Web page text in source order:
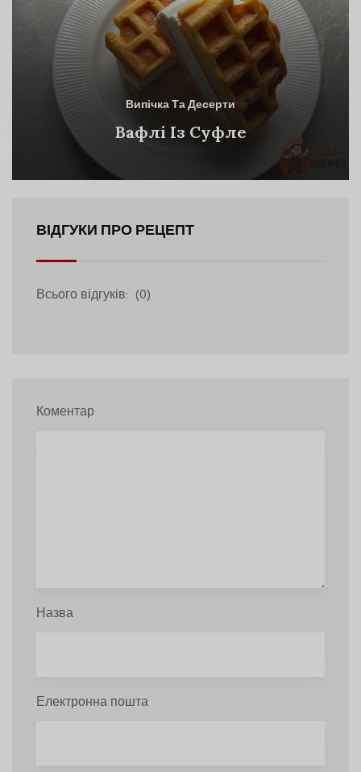
Випічка Та Десерти
Вафлі Із Суфле
ВІДГУКИ ПРО РЕЦЕПТ
Всього відгуків: (0)
Коментар
Назва
Електронна пошта